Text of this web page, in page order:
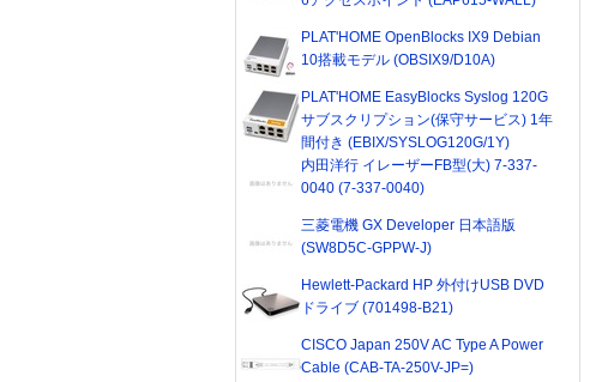
PLAT'HOME OpenBlocks IX9 Debian
10搭載モデル (OBSIX9/D10A)
PLAT'HOME EasyBlocks Syslog 120G
サブスクリプション(保守サービス) 1年
間付き (EBIX/SYSLOG120G/1Y)
内田洋行 イレーザーFB型(大) 7-337-
0040 (7-337-0040)
三菱電機 GX Developer 日本語版
(SW8D5C-GPPW-J)
Hewlett-Packard HP 外付けUSB DVD
ドライブ (701498-B21)
CISCO Japan 250V AC Type A Power
Cable (CAB-TA-250V-JP=)